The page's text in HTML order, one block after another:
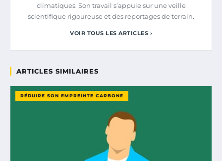
climatiques. Son travail s’appuie sur une veille
scientifique rigoureuse et des reportages de terrain.
VOIR TOUS LES ARTICLES ›
ARTICLES SIMILAIRES
RÉDUIRE SON EMPREINTE CARBONE